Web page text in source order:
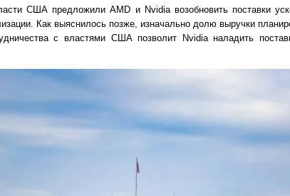
США предложили AMD и Nvidia возобновить поставки
Как выяснилось позже, изначально долю выручки
с властями США позволит Nvidia наладить